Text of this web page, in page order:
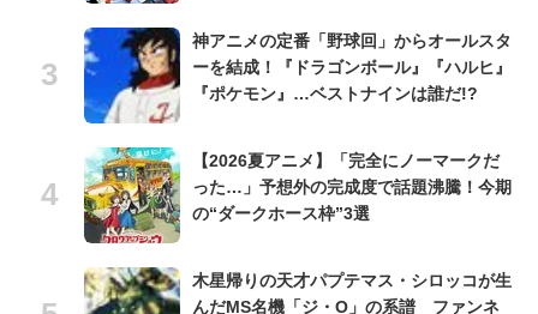
神アニメの定番「野球回」からオールスタ
ーを結成！『ドラゴンボール』『ハルヒ』
『ポケモン』…ベストナインは誰だ!?
【2026夏アニメ】「完全にノーマークだ
った…」予想外の完成度で話題沸騰！今期
の“ダークホース枠”3選
木星帰りの天才パプテマス・シロッコが生
んだMS名機「ジ・O」の系譜 ファンネ